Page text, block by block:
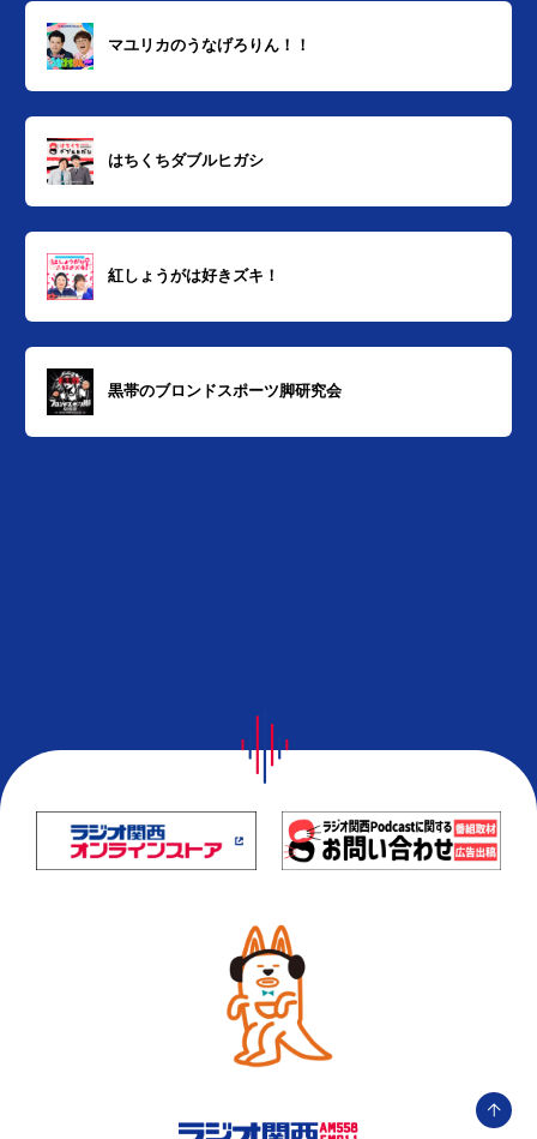
マユリカのうなげろりん！！
はちくちダブルヒガシ
紅しょうがは好きズキ！
黒帯のブロンドスポーツ脚研究会